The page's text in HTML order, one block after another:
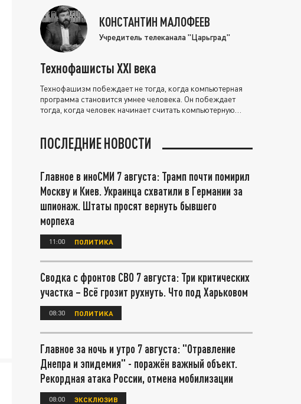
КОНСТАНТИН МАЛОФЕЕВ
Учредитель телеканала "Царьград"
Технофашисты XXI века
Технофашизм побеждает не тогда, когда компьютерная
программа становится умнее человека. Он побеждает
тогда, когда человек начинает считать компьютерную
ПОСЛЕДНИЕ НОВОСТИ
Главное в иноСМИ 7 августа: Трамп почти помирил
Москву и Киев. Украинца схватили в Германии за
шпионаж. Штаты просят вернуть бывшего
морпеха
11:00 ПОЛИТИКА
Сводка с фронтов СВО 7 августа: Три критических
участка – Всё грозит рухнуть. Что под Харьковом
08:30 ПОЛИТИКА
Главное за ночь и утро 7 августа: "Отравление
Днепра и эпидемия" - поражён важный объект.
Рекордная атака России, отмена мобилизации
08:00 ЭКСКЛЮЗИВ